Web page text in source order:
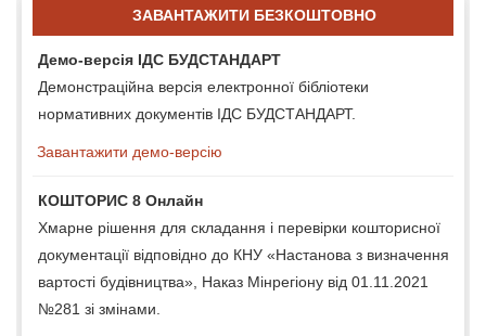
ЗАВАНТАЖИТИ БЕЗКОШТОВНО
Демо-версія ІДС БУДСТАНДАРТ
Демонстраційна версія електронної бібліотеки
нормативних документів ІДС БУДСТАНДАРТ.
Завантажити демо-версію
КОШТОРИС 8 Онлайн
Хмарне рішення для складання і перевірки кошторисної
документації відповідно до КНУ «Настанова з визначення
вартості будівництва», Наказ Мінрегіону від 01.11.2021
№281 зі змінами.